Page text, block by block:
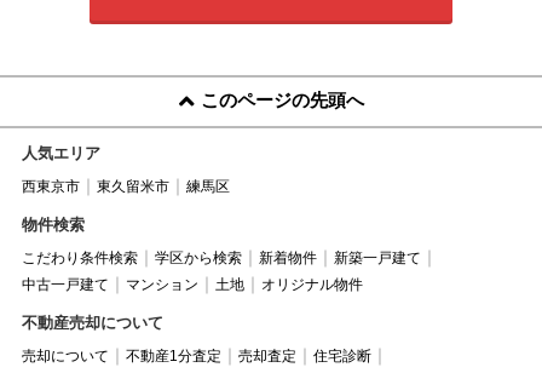
このページの先頭へ
人気エリア
西東京市 東久留米市 練馬区
物件検索
こだわり条件検索 学区から検索 新着物件
新築一戸建て
中古一戸建て
マンション 土地 オリジナル物件
不動産売却について
売却について 不動産1分査定 売却査定
住宅診断